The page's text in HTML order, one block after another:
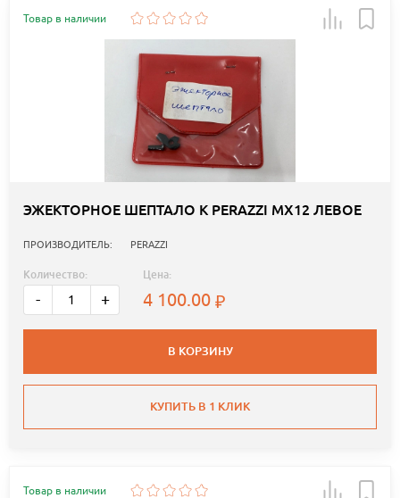
Товар в наличии
ЭЖЕКТОРНОЕ ШЕПТАЛО К PERAZZI МХ12 ЛЕВОЕ
ПРОИЗВОДИТЕЛЬ: PERAZZI
Количество:
- +
Цена:
4 100.00
В КОРЗИНУ
КУПИТЬ В 1 КЛИК
Товар в наличии